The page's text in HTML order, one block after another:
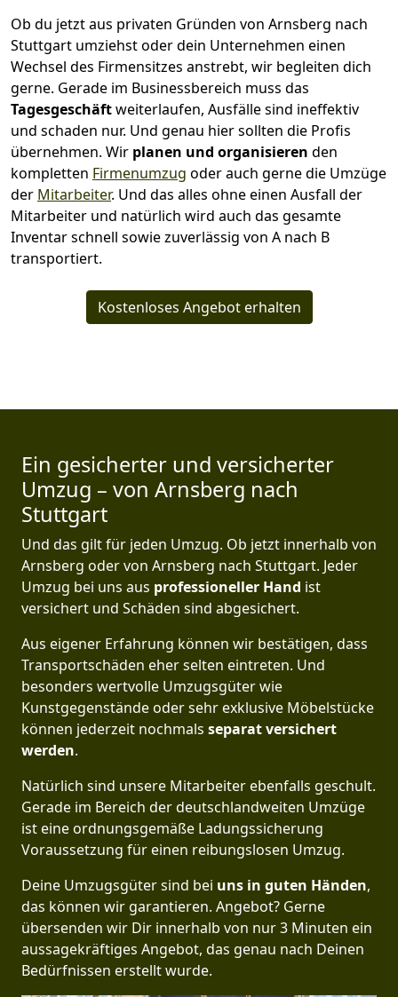
Ob du jetzt aus privaten Gründen von Arnsberg nach
Stuttgart umziehst oder dein Unternehmen einen
Wechsel des Firmensitzes anstrebt, wir begleiten dich
gerne. Gerade im Businessbereich muss das
Tagesgeschäftweiterlaufen, Ausfälle sind ineffektiv
und schaden nur. Und genau hier sollten die Profis
übernehmen. Wir planen und organisieren den
kompletten Firmenumzug oder auch gerne die Umzüge
der Mitarbeiter. Und das alles ohne einen Ausfall der
Mitarbeiter und natürlich wird auch das gesamte
Inventar schnell sowie zuverlässig von A nach B
transportiert.
Kostenloses Angebot erhalten
Ein gesicherter und versicherter
Umzug – von Arnsberg nach
Stuttgart
Und das gilt für jeden Umzug. Ob jetzt innerhalb von
Arnsberg oder von Arnsberg nach Stuttgart. Jeder
Umzug bei uns aus professioneller Hand ist
versichert und Schäden sind abgesichert.
Aus eigener Erfahrung können wir bestätigen, dass
Transportschäden eher selten eintreten. Und
besonders wertvolle Umzugsgüter wie
Kunstgegenstände oder sehr exklusive Möbelstücke
können jederzeit nochmals separat versichert
werden.
Natürlich sind unsere Mitarbeiter ebenfalls geschult.
Gerade im Bereich der deutschlandweiten Umzüge
ist eine ordnungsgemäße Ladungssicherung
Voraussetzung für einen reibungslosen Umzug.
Deine Umzugsgüter sind bei uns in guten Händen,
das können wir garantieren. Angebot? Gerne
übersenden wir Dir innerhalb von nur 3 Minuten ein
aussagekräftiges Angebot, das genau nach Deinen
Bedürfnissen erstellt wurde.